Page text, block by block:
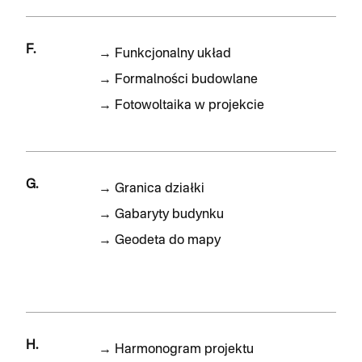
F. → Funkcjonalny układ
→ Formalności budowlane
→ Fotowoltaika w projekcie
G. → Granica działki
→ Gabaryty budynku
→ Geodeta do mapy
H. → Harmonogram projektu